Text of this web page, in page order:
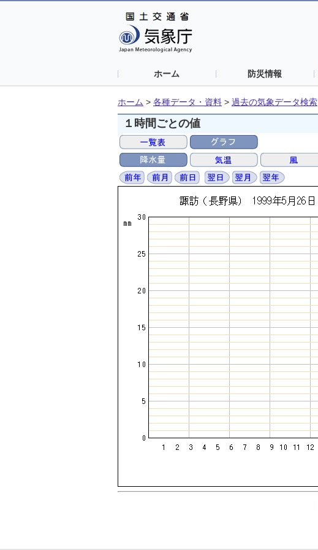
ホーム 防災情報
ホーム > 各種データ・資料 > 過去の気象データ検索
１時間ごとの値